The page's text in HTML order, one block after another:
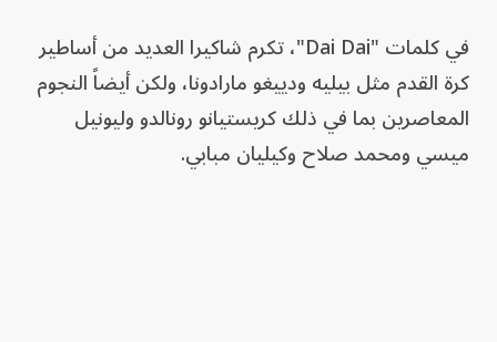
في كلمات "Dai Dai"، تكرم شاكيرا العديد من أساطير
كرة القدم مثل بيليه ودييغو مارادونا، ولكن أيضاً النجوم
المعاصرين بما في ذلك كريستيانو رونالدو وليونيل
ميسي ومحمد صلاح وكيليان مبابي.